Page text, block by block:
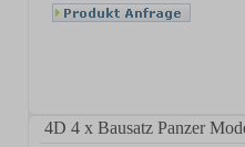
4D 4 x Bausatz Panzer